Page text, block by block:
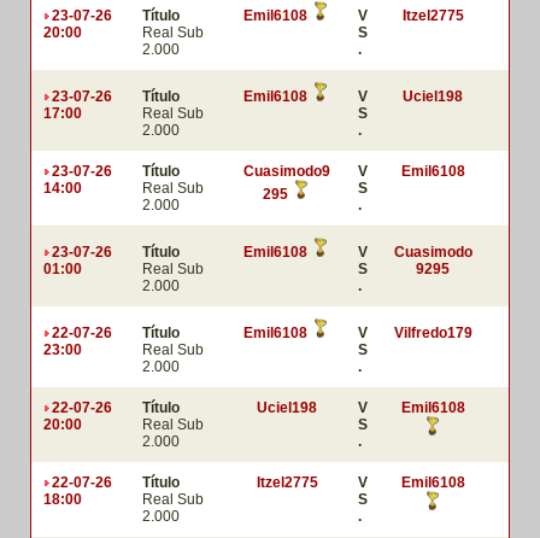
23-07-26
20:00
Título
Real Sub
2.000
Emil6108
V
S
.
Itzel2775
23-07-26
17:00
Título
Real Sub
2.000
Emil6108
V
S
.
Uciel198
23-07-26
14:00
Título
Real Sub
2.000
Cuasimodo9
295
V
S
.
Emil6108
23-07-26
01:00
Título
Real Sub
2.000
Emil6108
V
S
.
Cuasimodo
9295
22-07-26
23:00
Título
Real Sub
2.000
Emil6108
V
S
.
Vilfredo179
22-07-26
20:00
Título
Real Sub
2.000
Uciel198
V
S
.
Emil6108
22-07-26
18:00
Título
Real Sub
2.000
Itzel2775
V
S
.
Emil6108